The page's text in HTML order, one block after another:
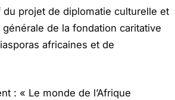
du projet de diplomatie culturelle et
de la fondation caritative
africaines et de
: « Le monde de l’Afrique